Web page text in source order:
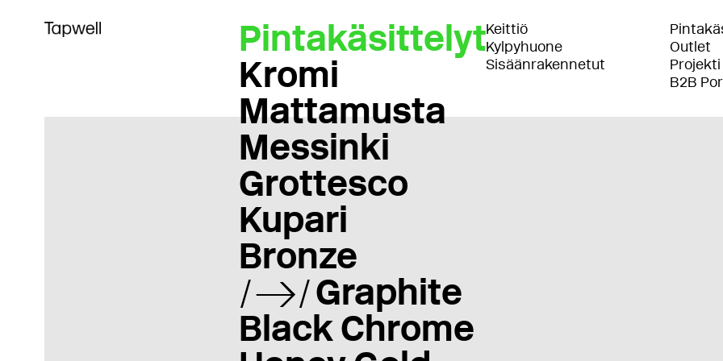
Pintakäsittelyt
Kromi
Mattamusta
Messinki
Grottesco
Kupari
Bronze
Graphite
Black Chrome
Keittiö
Kylpyhuone
Sisäänrakennetut
Outlet
Projekti
B2B